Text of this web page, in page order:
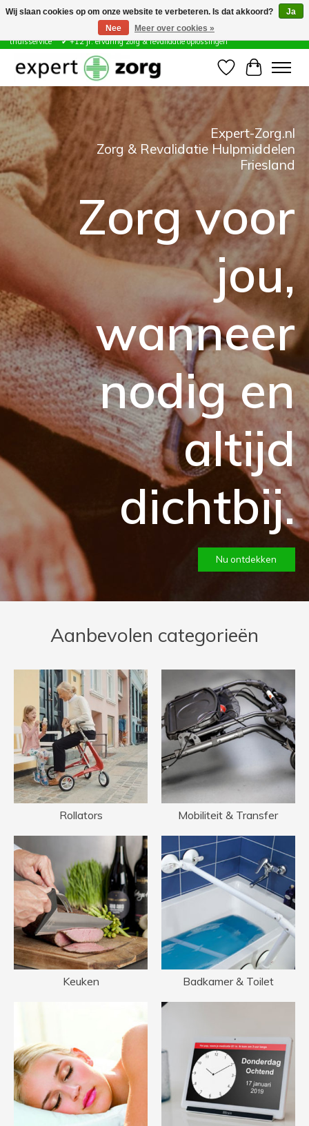
Zorg & Revalidatie Hulpmiddelen ✔ Eigen technische dienst &
thuisservice* ✔ +12 jr. ervaring zorg & revalidatie oplossingen
Verlanglijst
Hero slideshow items
Expert-Zorg.nl
Zorg & Revalidatie Hulpmiddelen
Friesland
Zorg voor
jou,
wanneer
nodig en
altijd
dichtbij.
Nu ontdekken
Aanbevolen categorieën
Rollators Mobiliteit & Transfer
Keuken Badkamer & Toilet
Wij slaan cookies op om onze website te verbeteren. Is dat akkoord?
Ja
Nee
Meer over cookies »